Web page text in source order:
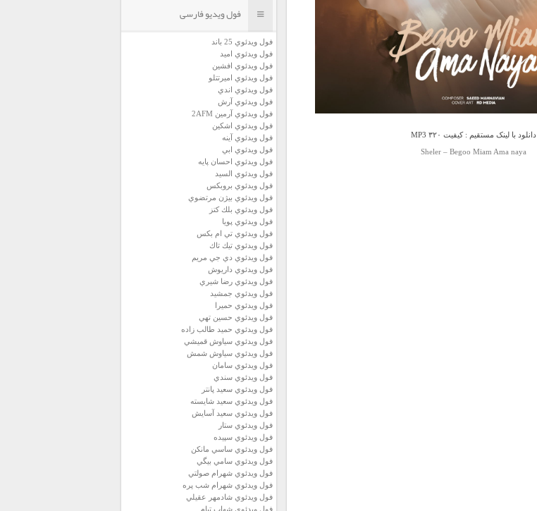
دانلود با لینک مستقیم : کیفیت ۳۲۰ MP3
Sheler – Begoo Miam Ama naya
فول ویدیو فارسی
فول ويدئوي 25 باند
فول ويدئوي اميد
فول ويدئوي افشين
فول ويدئوي اميرتتلو
فول ويدئوي اندي
فول ويدئوي آرش
فول ويدئوي آرمين 2AFM
فول ويدئوي اشكين
فول ويدئوي آينه
فول ويدئوي ابي
فول ويدئوي احسان پايه
فول ويدئوي السيد
فول ويدئوي بروبكس
فول ويدئوي بيژن مرتضوي
فول ويدئوي بلك كتز
فول ويدئوي پويا
فول ويدئوي تي ام بكس
فول ويدئوي تيك تاك
فول ويدئوي دي جي مريم
فول ويدئوي داريوش
فول ويدئوي رضا شيري
فول ويدئوي جمشيد
فول ويدئوي حميرا
فول ويدئوي حسين تهي
فول ويدئوي حميد طالب زاده
فول ويدئوي سياوش قميشي
فول ويدئوي سياوش شمش
فول ويدئوي سامان
فول ويدئوي سندي
فول ويدئوي سعيد پانتر
فول ويدئوي سعيد شايسته
فول ويدئوي سعيد آسايش
فول ويدئوي ستار
فول ويدئوي سپيده
فول ويدئوي ساسي مانكن
فول ويدئوي سامي بيگي
فول ويدئوي شهرام صولتي
فول ويدئوي شهرام شب پره
فول ويدئوي شادمهر عقيلي
فول ويدئوي شهاب تيام